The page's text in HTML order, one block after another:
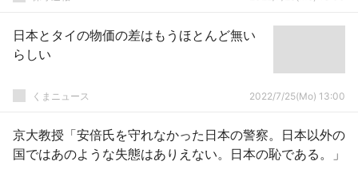
日本とタイの物価の差はもうほとんど無い
らしい
くまニュース 2022/7/25(Mo) 13:00
京大教授「安倍氏を守れなかった日本の警察。日本以外の
国ではあのような失態はありえない。日本の恥である。」